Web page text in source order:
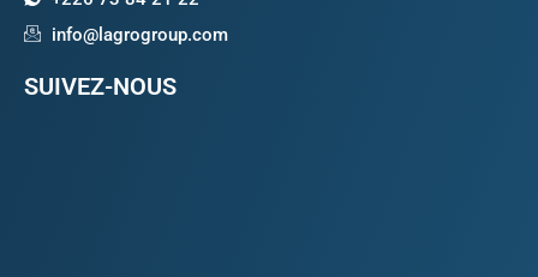
info@lagrogroup.com
SUIVEZ-NOUS